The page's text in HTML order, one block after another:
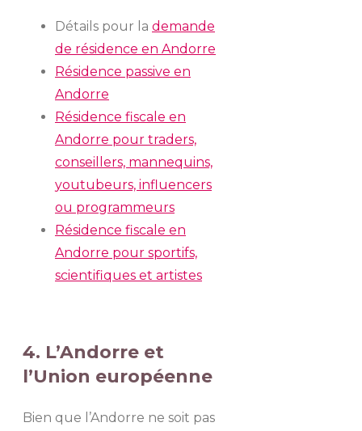
Détails pour la demande
de résidence en Andorre
Résidence passive en
Andorre
Résidence fiscale en
Andorre pour traders,
conseillers, mannequins,
youtubeurs, influencers
ou programmeurs
Résidence fiscale en
Andorre pour sportifs,
scientifiques et artistes
4. L’Andorre et
l’Union européenne
Bien que l’Andorre ne soit pas